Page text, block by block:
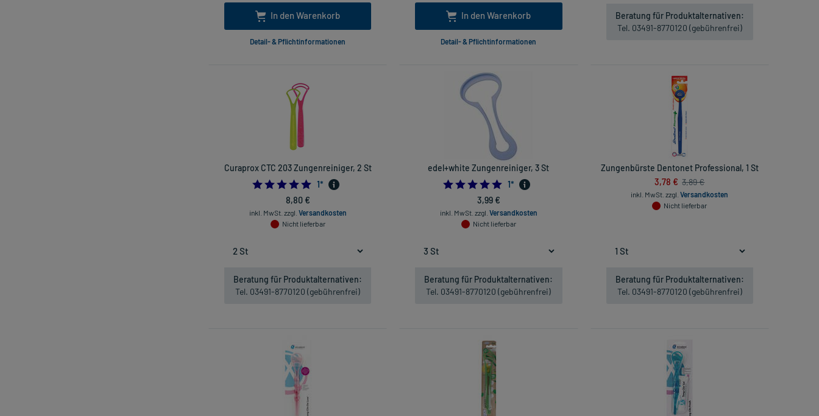
In den Warenkorb
Detail- & Pflichtinformationen
In den Warenkorb
Detail- & Pflichtinformationen
Beratung für Produktalternativen:
Tel. 03491-8770120 (gebührenfrei)
Curaprox CTC 203 Zungenreiniger, 2 St
5.0
1*
8,80 €
inkl. MwSt. zzgl. Versandkosten
Nicht lieferbar
Beratung für Produktalternativen:
Tel. 03491-8770120 (gebührenfrei)
edel+white Zungenreiniger, 3 St
5.0
1*
3,99 €
inkl. MwSt. zzgl. Versandkosten
Nicht lieferbar
Beratung für Produktalternativen:
Tel. 03491-8770120 (gebührenfrei)
Zungenbürste Dentonet Professional, 1 St
3,78 € 3,89 €
inkl. MwSt. zzgl.Versandkosten
Nicht lieferbar
Beratung für Produktalternativen:
Tel. 03491-8770120 (gebührenfrei)